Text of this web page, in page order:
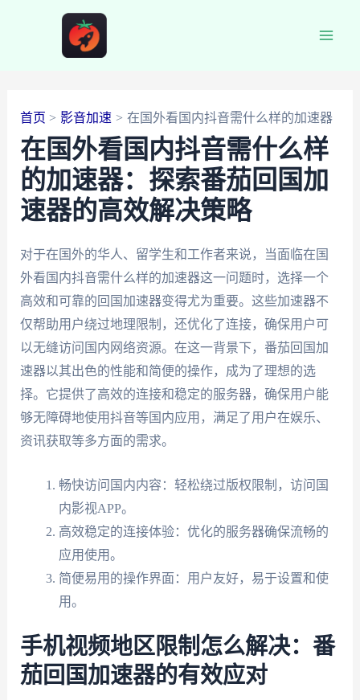
首页 影音加速 在国外看国内抖音需什么样的加速器
在国外看国内抖音需什么样
的加速器：探索番茄回国加
速器的高效解决策略
对于在国外的华人、留学生和工作者来说，当面临在国
外看国内抖音需什么样的加速器这一问题时，选择一个
高效和可靠的回国加速器变得尤为重要。这些加速器不
仅帮助用户绕过地理限制，还优化了连接，确保用户可
以无缝访问国内网络资源。在这一背景下，番茄回国加
速器以其出色的性能和简便的操作，成为了理想的选
择。它提供了高效的连接和稳定的服务器，确保用户能
够无障碍地使用抖音等国内应用，满足了用户在娱乐、
资讯获取等多方面的需求。
畅快访问国内内容：轻松绕过版权限制，访问国
内影视APP。
高效稳定的连接体验：优化的服务器确保流畅的
应用使用。
简便易用的操作界面：用户友好，易于设置和使
用。
手机视频地区限制怎么解决：番
茄回国加速器的有效应对